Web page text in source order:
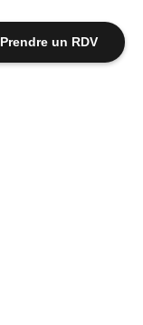
Prendre un RDV